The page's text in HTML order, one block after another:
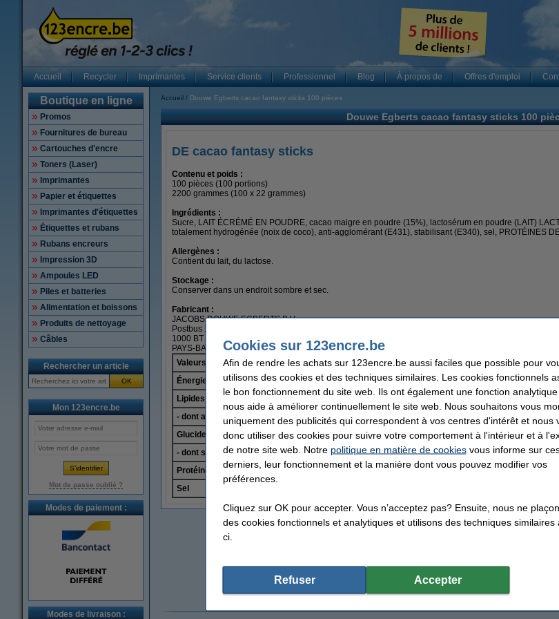
Accueil Recycler Imprimantes Service clients Professionnel Blog À propos de Offres d'emploi
Boutique en ligne
Promos
Fournitures de bureau
Cartouches d'encre
Toners (Laser)
Imprimantes
Papier et étiquettes
Imprimantes d'étiquettes
Étiquettes et rubans
Rubans encreurs
Impression 3D
Ampoules LED
Piles et batteries
Alimentation et boissons
Produits de nettoyage
Câbles
Rechercher un article
OK
Mon 123encre.be
Mot de passe oublié ?
Modes de paiement :
Modes de livraison :
Accueil Douwe Egberts cacao fantasy sticks 100 pièces
Douwe Egberts cacao fantasy sticks 100
DE cacao fantasy sticks
Contenu et poids :
100 pièces (100 portions)
2200 grammes (100 x 22 grammes)
Ingrédients :
Sucre, LAIT ÉCRÉMÉ EN POUDRE, cacao maigre en poudre (15%), lactosérum en poudre (LAIT)
totalement hydrogénée (noix de coco), anti-agglomérant (E431), stabilisant (E340), sel, PROTÉINES
Allergènes :
Contient du lait, du lactose.
Stockage :
Conserver dans un endroit sombre et sec.
Fabricant :
JACOBS DOUWE EGBERTS B.V.
Postbus 1753
1000 BT Amsterdam
PAYS-BAS
Valeurs nutritionnelles
Par 100 g
Énergie
1550 kJ (360 kcal)
Lipides
3 g
- dont acides gras saturés
2,2 g
Glucides
73 g
- dont sucres
72 g
Protéines
10 g
Sel
Cookies sur 123encre.be
Afin de rendre les achats sur 123encre.be aussi faciles que possible pour
utilisons des cookies et des techniques similaires. Les cookies fonctionnels
le bon fonctionnement du site web. Ils ont également une fonction
nous aide à améliorer continuellement le site web. Nous souhaitons vous
uniquement des publicités qui correspondent à vos centres d'intérêt et nous
donc utiliser des cookies pour suivre votre comportement à l'intérieur et à
de notre site web. Notre politique en matière de cookiesvous informe sur
derniers, leur fonctionnement et la manière dont vous pouvez modifier vos
préférences.
Cliquez sur OK pour accepter. Vous n’acceptez pas? Ensuite, nous ne
des cookies fonctionnels et analytiques et utilisons des techniques similaires
ci.
Refuser Accepter